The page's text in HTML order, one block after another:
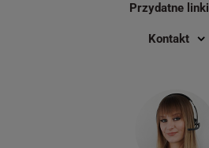
Przydatne linki
Kontakt